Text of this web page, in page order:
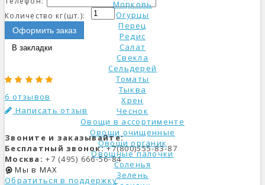
Морковь
Огурцы
Перец
Редис
Салат
Свекла
Сельдерей
Томаты
Тыква
Хрен
Чеснок
Овощи в ассортименте
Овощи очищенные
Овощи органик
Овощные палочки
Соленья
Зелень
Количество кг(шт.):
Оформить заказ
В закладки
6 отзывов
Написать отзыв
Звоните и заказывайте:
Бесплатный звонок:+7(800)555-83-87
Москва: +7 (495) 666-56-84
Мы в MAX
Обратиться в поддержку